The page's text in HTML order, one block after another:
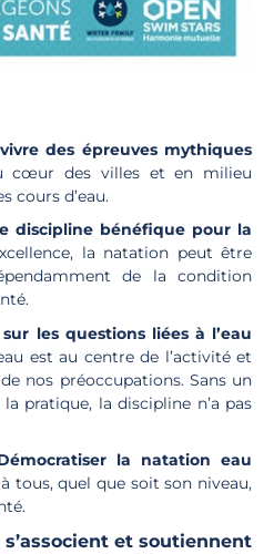
des épreuves mythiques
cœur des villes et en milieu
cours d’eau.
discipline bénéfique pour la
la natation peut être
de la condition
sur les questions liées à l’eau
est au centre de l’activité et
nos préoccupations. Sans un
pratique, la discipline n’a pas
la natation eau
tous, quel que soit son niveau,
et soutiennent